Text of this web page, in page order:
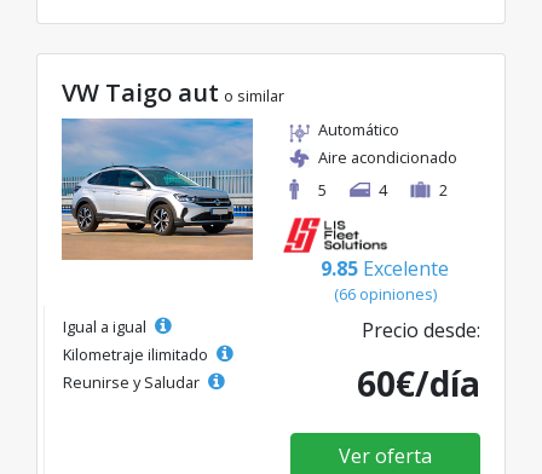
VW Taigo aut o similar
Automático
Aire acondicionado
5
4 2
9.85 Excelente
(66 opiniones)
Igual a igual
Kilometraje ilimitado
Reunirse y Saludar
Precio desde:
60€/día
Ver oferta